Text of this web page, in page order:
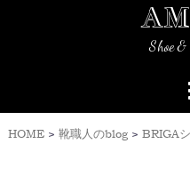
Shoe
HOME> 靴職人のblog> BRIGA